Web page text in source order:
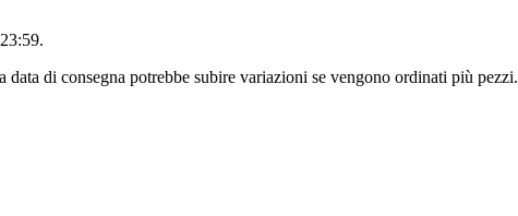
.
di consegna potrebbe subire variazioni se vengono ordinati più pezzi.